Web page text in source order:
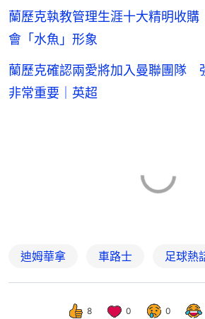
蘭歷克執教管理生涯十大精明收
會「水魚」形象
蘭歷克確認兩愛將加入曼聯團隊
非常重要｜英超
迪姆華拿 車路士 足球熱
8 0 0